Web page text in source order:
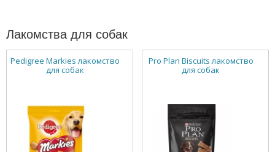
Лакомства для собак
Pedigree Markies лакомство
для собак
Pro Plan Biscuits лакомство
для собак